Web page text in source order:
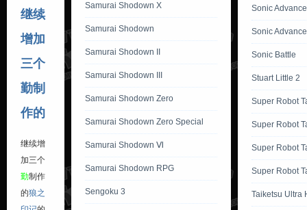
继续
增加
三个
勤制
作的
继续增
加三个
勤制作
的狼之
Samurai Shodown X
Samurai Shodown
Samurai Shodown II
Samurai Shodown III
Samurai Shodown Zero
Samurai Shodown Zero Special
Samurai Shodown Ⅵ
Samurai Shodown RPG
Sengoku 3
Sonic Advance
Sonic
Sonic Battle
Stuart Little 2
Super Robot
Super Robot
Super Robot
Super Robot
Taiketsu Ultra